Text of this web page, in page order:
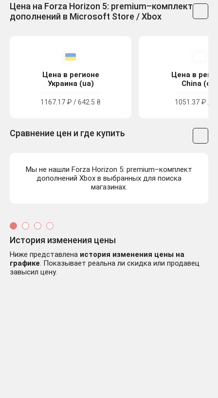
Цена на Forza Horizon 5: premium–комплект
дополнений в Microsoft Store / Xbox
Цена в регионе
Украина (ua)
1167.17 ₽ / 642.5 ₴
Цена в
China (cn)
1051.37 ₽ /
Сравнение цен и где купить
Мы не нашли Forza Horizon 5: premium–комплект
дополнений Xbox в выбранных для поиска
магазинах.
История изменения цены
Ниже представлена история изменения цены на
графике. Показывает реальна ли скидка или продавец
завысил цену.